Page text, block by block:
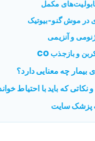
بیمار چه معنایی دارد؟
که باید با احتیاط
پزشک سایت